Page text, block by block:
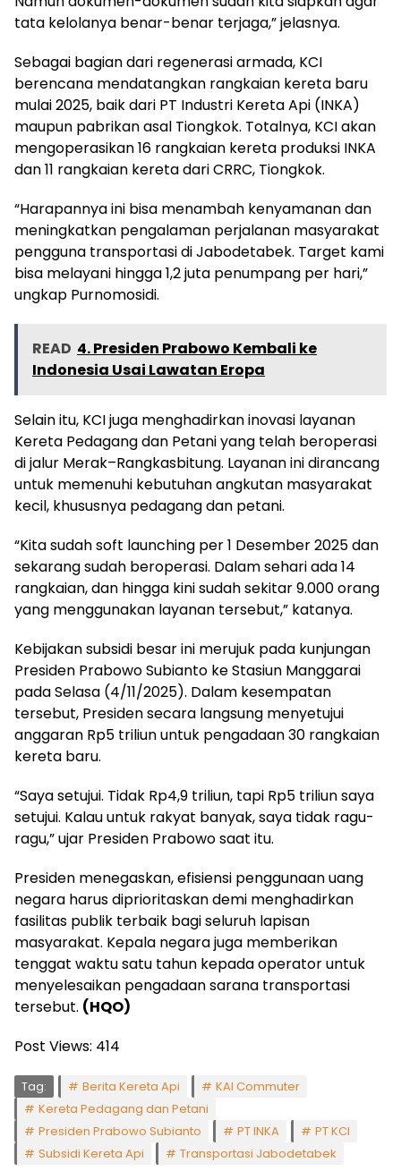
tata kelolanya benar-benar terjaga,” jelasnya.
Sebagai bagian dari regenerasi armada, KCI
berencana mendatangkan rangkaian kereta baru
mulai 2025, baik dari PT Industri Kereta Api (INKA)
maupun pabrikan asal Tiongkok. Totalnya, KCI akan
mengoperasikan 16 rangkaian kereta produksi INKA
dan 11 rangkaian kereta dari CRRC, Tiongkok.
“Harapannya ini bisa menambah kenyamanan dan
meningkatkan pengalaman perjalanan masyarakat
pengguna transportasi di Jabodetabek. Target kami
bisa melayani hingga 1,2 juta penumpang per hari,”
ungkap Purnomosidi.
READ 4. Presiden Prabowo Kembali ke
Indonesia Usai Lawatan Eropa
Selain itu, KCI juga menghadirkan inovasi layanan
Kereta Pedagang dan Petani yang telah beroperasi
di jalur Merak–Rangkasbitung. Layanan ini dirancang
untuk memenuhi kebutuhan angkutan masyarakat
kecil, khususnya pedagang dan petani.
“Kita sudah soft launching per 1 Desember 2025 dan
sekarang sudah beroperasi. Dalam sehari ada 14
rangkaian, dan hingga kini sudah sekitar 9.000 orang
yang menggunakan layanan tersebut,” katanya.
Kebijakan subsidi besar ini merujuk pada kunjungan
Presiden Prabowo Subianto ke Stasiun Manggarai
pada Selasa (4/11/2025). Dalam kesempatan
tersebut, Presiden secara langsung menyetujui
anggaran Rp5 triliun untuk pengadaan 30 rangkaian
kereta baru.
“Saya setujui. Tidak Rp4,9 triliun, tapi Rp5 triliun saya
setujui. Kalau untuk rakyat banyak, saya tidak ragu-
ragu,” ujar Presiden Prabowo saat itu.
Presiden menegaskan, efisiensi penggunaan uang
negara harus diprioritaskan demi menghadirkan
fasilitas publik terbaik bagi seluruh lapisan
masyarakat. Kepala negara juga memberikan
tenggat waktu satu tahun kepada operator untuk
menyelesaikan pengadaan sarana transportasi
tersebut. (HQO)
Post Views: 414
Tag: Berita Kereta Api
KAI Commuter
Kereta Pedagang dan Petani
Presiden Prabowo Subianto
PT INKA
PT KCI
Subsidi Kereta Api
Transportasi Jabodetabek